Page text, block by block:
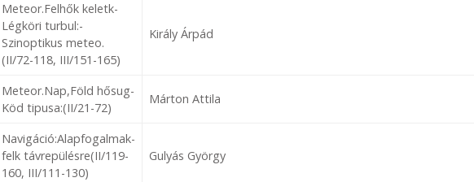
Meteor.Felhők keletk-
Légköri turbul:-
Szinoptikus meteo.
(II/72-118, III/151-165)
Király Árpád
Meteor.Nap,Föld hősug-
Köd tipusa:(II/21-72)
Márton Attila
Navigáció:Alapfogalmak-
felk távrepülésre(II/119-
160, III/111-130)
Gulyás György